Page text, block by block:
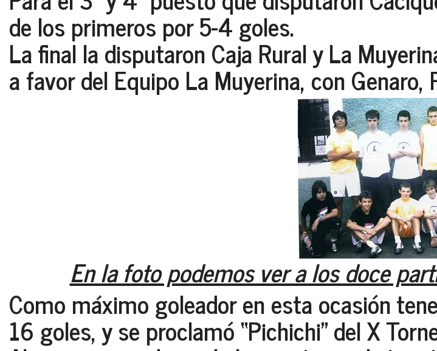
de los primeros por 5-4 goles.
La final la disputaron Caja Rural y La
a favor delEquipo La Muyerina, con Genaro,
En la foto podemos ver a los doce
Como máximo goleador en esta ocasión
16 goles, y se proclamó“Pichichi” del X